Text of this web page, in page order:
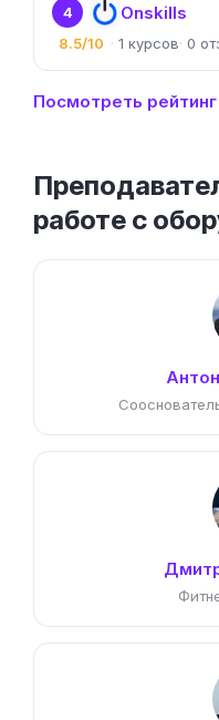
4 Onskills
8.5/10 1 0
Посмотреть
работе с